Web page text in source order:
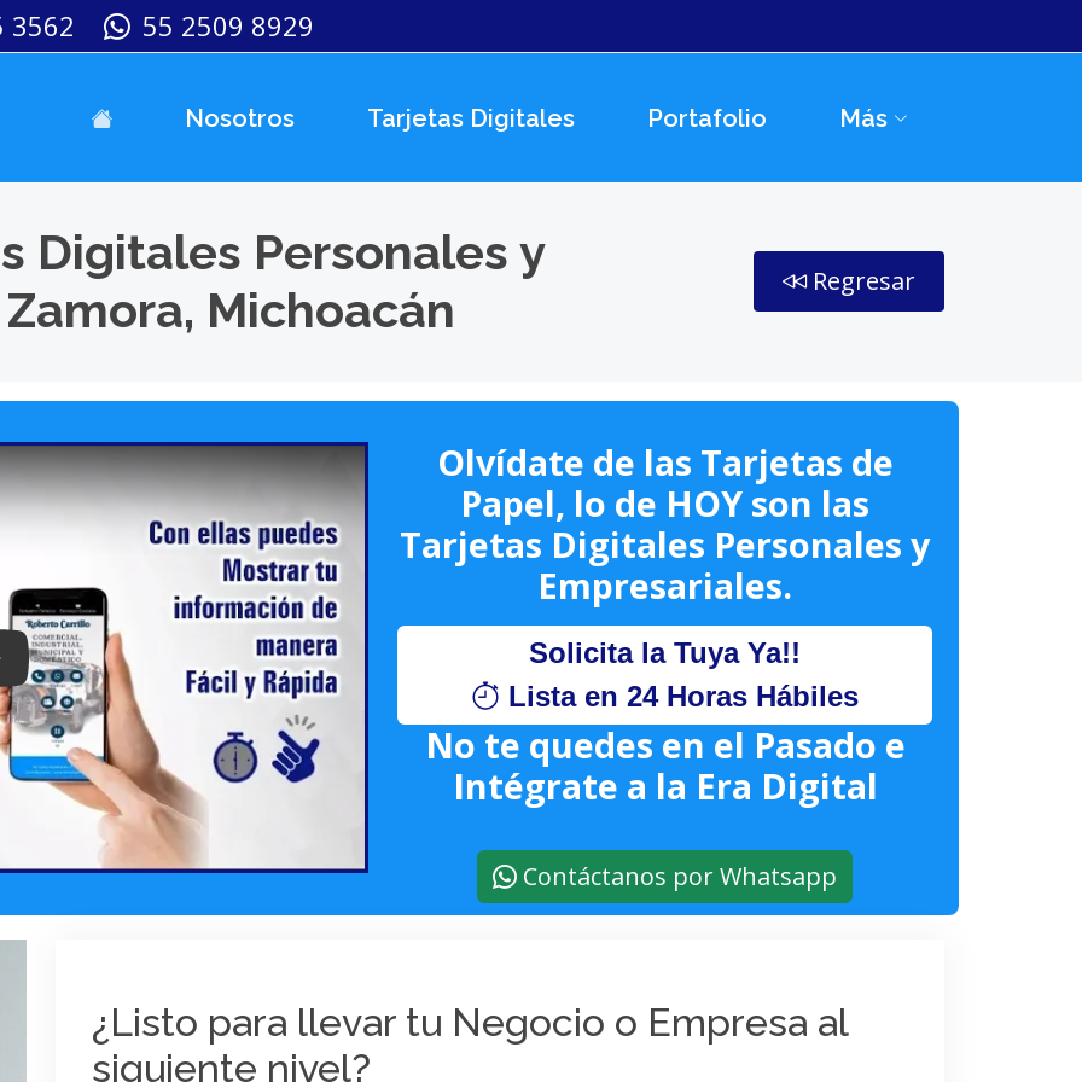
3562 55 2509 8929
Nosotros Tarjetas Digitales Portafolio Más
Digitales Personales y
Michoacán
Regresar
Keynote (Google I/O '18)
Olvídate de las Tarjetas de
Papel, lo de HOY son las
Tarjetas Digitales Personales y
Empresariales.
Solicita la Tuya Ya!!
Lista en 24 Horas Hábiles
No te quedes en el Pasado e
Intégrate a la Era Digital
Contáctanos por Whatsapp
¿Listo para llevar tu Negocio o Empresa al
siguiente nivel?